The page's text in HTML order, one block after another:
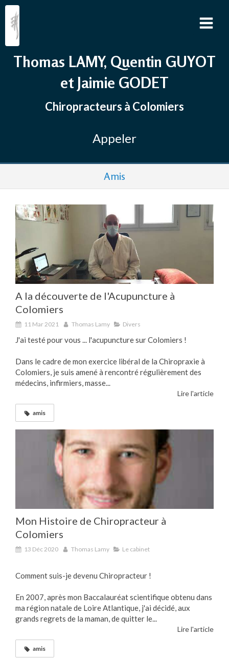
Thomas LAMY, Quentin GUYOT
et Jaimie GODET
Chiropracteurs à Colomiers
Appeler
Amis
A la découverte de l'Acupuncture à
Colomiers
11 Mar 2021 Thomas Lamy Divers
J'ai testé pour vous ... l'acupuncture sur Colomiers !
Dans le cadre de mon exercice libéral de la Chiropraxie à
Colomiers, je suis amené à rencontré régulièrement des
médecins, infirmiers, masse...
Lire l'article
amis
Mon Histoire de Chiropracteur à
Colomiers
13 Déc 2020 Thomas Lamy Le cabinet
Comment suis-je devenu Chiropracteur !
En 2007, après mon Baccalauréat scientifique obtenu dans
ma région natale de Loire Atlantique, j'ai décidé, aux
grands regrets de la maman, de quitter le...
Lire l'article
amis